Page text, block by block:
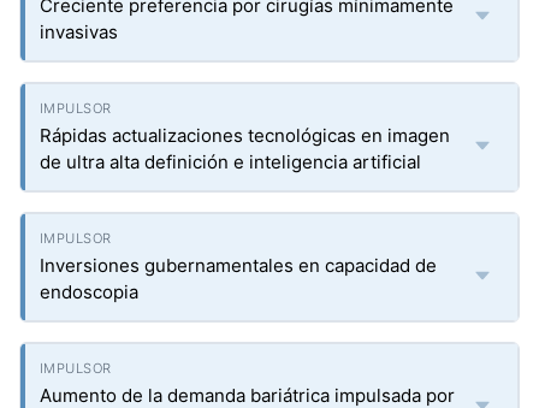
Creciente preferencia por cirugías mínimamente
invasivas
Rápidas actualizaciones tecnológicas en imagen
de ultra alta definición e inteligencia artificial
Inversiones gubernamentales en capacidad de
endoscopia
Aumento de la demanda bariátrica impulsada por